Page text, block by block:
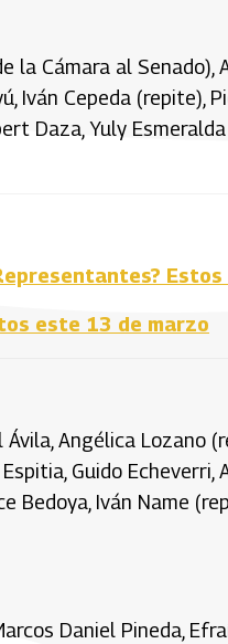
la Cámara al Senado),
Cepeda (repite),
Daza, Yuly
Estos
este 13 de marzo
Angélica Lozano
Guido Echeverri,
Bedoya, Iván Name
Daniel Pineda,